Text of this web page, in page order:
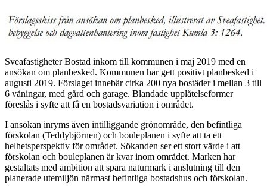
Sveafastigheter Bostad inkom till kommunen i maj 2019 med en
ansökan om planbesked. Kommunen har gett positivt planbesked i
augusti 2019. Förslaget innebär cirka 200 nya bostäder i mellan 3 till
6 våningar, med gård och garage. Blandade upplåtelseformer
föreslås i syfte att få en bostadsvariation i området.
I ansökan inryms även intilliggande grönområde, den befintliga
förskolan (Teddybjörnen) och bouleplanen i syfte att ta ett
helhetsperspektiv för området. Sökanden ser ett stort värde i att
förskolan och bouleplanen är kvar inom området. Marken har
gestaltats med ambition att spara naturmark i anslutning till den
planerade utemiljön närmast befintliga bostadshus och förskolan.